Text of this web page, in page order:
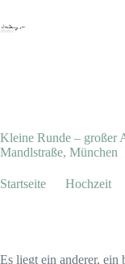
springen
Kleine Runde – großer
Mandlstraße, München
Startseite
Hochzeit
Es liegt ein anderer, ein